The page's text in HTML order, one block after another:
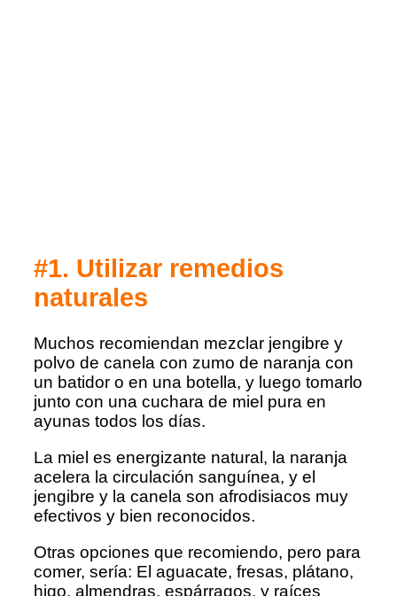
#1. Utilizar remedios
naturales
Muchos recomiendan mezclar jengibre y
polvo de canela con zumo de naranja con
un batidor o en una botella, y luego tomarlo
junto con una cuchara de miel pura en
ayunas todos los días.
La miel es energizante natural, la naranja
acelera la circulación sanguínea, y el
jengibre y la canela son afrodisiacos muy
efectivos y bien reconocidos.
Otras opciones que recomiendo, pero para
comer, sería: El aguacate, fresas, plátano,
higo, almendras, espárragos, y raíces